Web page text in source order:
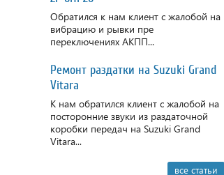
Обратился к нам клиент с жалобой на
вибрацию и рывки пре
переключениях АКПП...
Ремонт раздатки на Suzuki Grand
Vitara
К нам обратился клиент с жалобой на
посторонние звуки из раздаточной
коробки передач на Suzuki Grand
Vitara...
все статьи